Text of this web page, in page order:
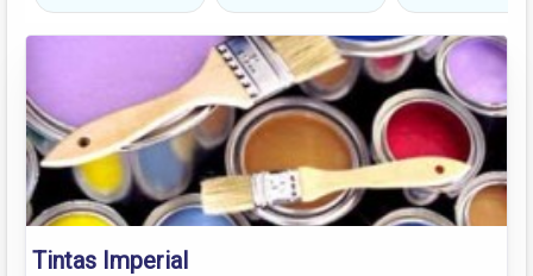
Tintas Imperial